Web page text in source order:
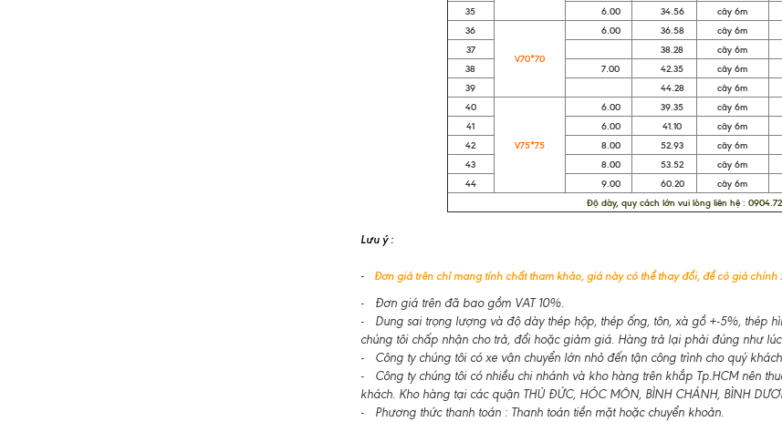
35
6.00 34.56 cây 6m
36
V70*70
6.00 36.58 cây 6m
37
38.28 cây 6m
38
7.00 42.35 cây 6m
39
44.28 cây 6m
40
V75*75
6.00 39.35 cây 6m
41
6.00 41.10 cây 6m
42
8.00 52.93 cây 6m
43
8.00 53.52 cây 6m
44
9.00 60.20 cây 6m
Độ dày, quy cách lớn vui lòng liên hệ :
Lưu ý :
-
Đơn giá trên chỉ mang tính chất tham khảo, giá này có thể thay đổi, để có giá
- Đơn giá trên đã bao gồm VAT 10%.
- Dung sai trọng lượng và độ dày thép hộp, thép ống, tôn, xà gồ +-5%, thép
chúng tôi chấp nhận cho trả, đổi hoặc giảm giá. Hàng trả lại phải đúng như
- Công ty chúng tôi có xe vận chuyển lớn nhỏ đến tận công trình cho quý
- Công ty chúng tôi có nhiều chi nhánh và kho hàng trên khắp Tp.HCM nên
khách. Kho hàng tại các quận THỦ ĐỨC, HÓC MÔN, BÌNH CHÁNH, BÌNH
- Phương thức thanh toán : Thanh toán tiền mặt hoặc chuyển khoản.